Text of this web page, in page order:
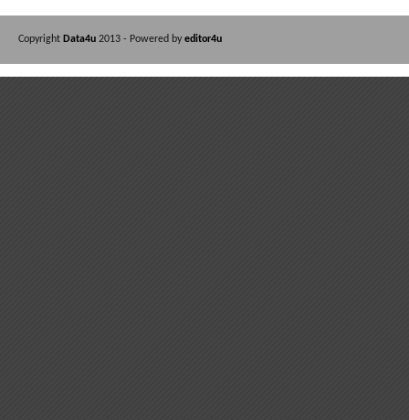
Copyright Data4u 2013 - Powered by editor4u